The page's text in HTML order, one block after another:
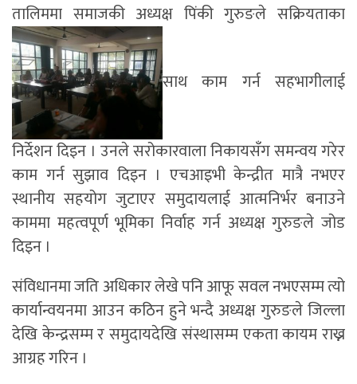
तालिममा समाजकी अध्यक्ष पिंकी गुरुङले सक्रियताका
साथ काम गर्न सहभागीलाई
निर्देशन दिइन । उनले सरोकारवाला निकायसँग समन्वय गरेर
काम गर्न सुझाव दिइन । एचआइभी केन्द्रीत मात्रै नभएर
स्थानीय सहयोग जुटाएर समुदायलाई आत्मनिर्भर बनाउने
काममा महत्वपूर्ण भूमिका निर्वाह गर्न अध्यक्ष गुरुङले जोड
दिइन ।
संविधानमा जति अधिकार लेखे पनि आफू सवल नभएसम्म त्यो
कार्यान्वयनमा आउन कठिन हुने भन्दै अध्यक्ष गुरुङले जिल्ला
देखि केन्द्रसम्म र समुदायदेखि संस्थासम्म एकता कायम राख्न
आग्रह गरिन ।